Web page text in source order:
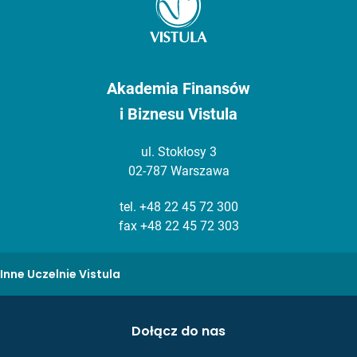
Akademia Finansów
i Biznesu Vistula
ul. Stokłosy 3
02-787 Warszawa
tel. +48 22 45 72 300
fax +48 22 45 72 303
Inne Uczelnie Vistula
Dołącz do nas